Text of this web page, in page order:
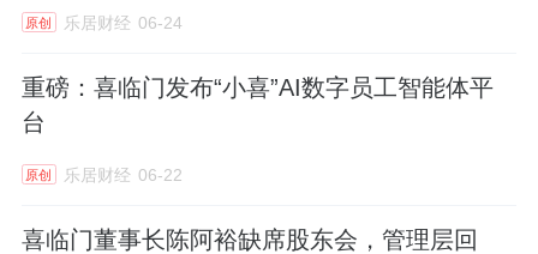
原创 乐居财经 06-24
重磅：喜临门发布“小喜”AI数字员工智能体平
台
原创 乐居财经 06-22
喜临门董事长陈阿裕缺席股东会，管理层回